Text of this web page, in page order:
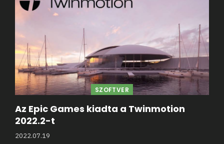
SZOFTVER
Az Epic Games kiadta a Twinmotion
2022.2-t
2022.07.19